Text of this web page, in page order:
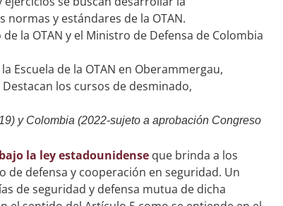
y estándares de la OTAN.
la OTAN y el Ministro de Defensa de Colombia
Escuela de la OTAN en Oberammergau,
Destacan los cursos de desminado,
y Colombia (2022-sujeto a aprobación Congreso
la ley estadounidense que brinda a los
defensa y cooperación en seguridad. Un
de seguridad y defensa mutua de dicha